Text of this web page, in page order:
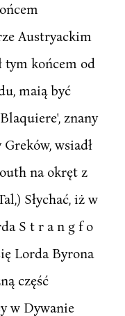
Austryackim
tym końcem od
maią być
znany
wsiadł
na okręt z
Słychać, iż w
S t r a n g f o
Lorda Byrona
część
w Dywanie